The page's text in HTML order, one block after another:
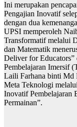
Ini merupakan
Pengajian Inovatif
dengan dua
UPSI memperoleh
Transformatif melalui
dan Matematik
Deliver for Educators”
Pembelajaran Imersif
Laili Farhana binti Md
Meta Teknologi
Inovatif Pembelajaran
Permainan”.